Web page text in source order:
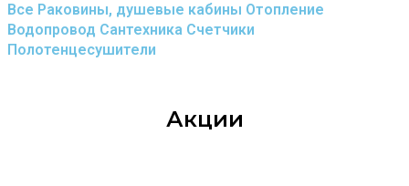
Все Раковины, душевые кабины Отопление
Водопровод Сантехника Счетчики
Полотенцесушители
Акции